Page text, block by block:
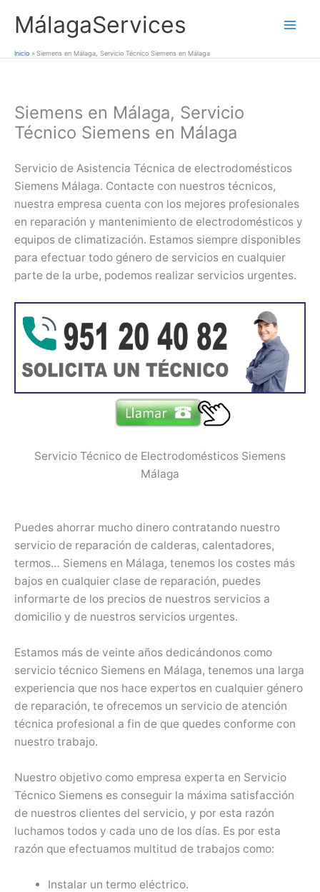
MálagaServices
Inicio Siemens en Málaga, Servicio Técnico Siemens en Málaga
Siemens en Málaga, Servicio
Técnico Siemens en Málaga
Servicio de Asistencia Técnica de electrodomésticos
Siemens Málaga. Contacte con nuestros técnicos,
nuestra empresa cuenta con los mejores profesionales
en reparación y mantenimiento de electrodomésticos y
equipos de climatización. Estamos siempre disponibles
para efectuar todo género de servicios en cualquier
parte de la urbe, podemos realizar servicios urgentes.
Servicio Técnico de Electrodomésticos Siemens
Málaga
Puedes ahorrar mucho dinero contratando nuestro
servicio de reparación de calderas, calentadores,
termos… Siemens en Málaga, tenemos los costes más
bajos en cualquier clase de reparación, puedes
informarte de los precios de nuestros servicios a
domicilio y de nuestros servicios urgentes.
Estamos más de veinte años dedicándonos como
servicio técnico Siemens en Málaga, tenemos una larga
experiencia que nos hace expertos en cualquier género
de reparación, te ofrecemos un servicio de atención
técnica profesional a fin de que quedes conforme con
nuestro trabajo.
Nuestro objetivo como empresa experta en Servicio
Técnico Siemens es conseguir la máxima satisfacción
de nuestros clientes del servicio, y por esta razón
luchamos todos y cada uno de los días. Es por esta
razón que efectuamos multitud de trabajos como:
Instalar un termo eléctrico.